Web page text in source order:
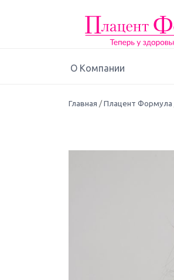
О Компании
Главная /Плацент Формула